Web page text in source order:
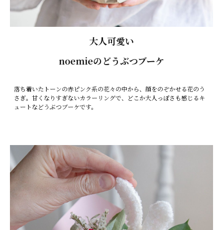
大人可愛い
noemieのどうぶつブーケ
落ち着いたトーンの赤ピンク系の花々の中から、顔をのぞかせる花のう
さぎ。甘くなりすぎないカラーリングで、どこか大人っぽさも感じるキ
ュートなどうぶつブーケです。